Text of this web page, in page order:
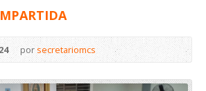
porsecretariomcs